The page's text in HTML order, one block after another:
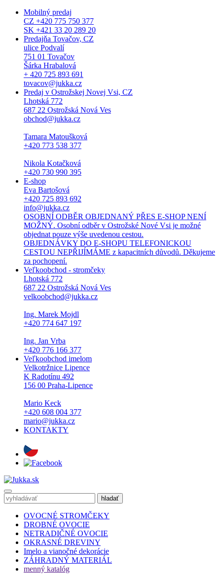
Mobilný predaj
CZ +420 775 750 377
SK +421 33 20 289 20
Predajňa Tovačov, CZ
ulice Podvalí
751 01 Tovačov
Šárka Hrabalová
+ 420 725 893 691
tovacov@jukka.cz
Predaj v Ostrožskej Novej Vsi, CZ
Lhotská 772
687 22 Ostrožská Nová Ves
obchod@jukka.cz
Tamara Matoušková
+420 773 538 377
Nikola Kotačková
+420 730 990 395
E-shop
Eva Bartošová
+420 725 893 692
info@jukka.cz
OSOBNÍ ODBĚR OBJEDNANÝ PŘES E-SHOP NENÍ
MOŽNÝ. Osobní odběr v Ostrožské Nové Vsi je možné
objednat pouze výše uvedenou cestou.
OBJEDNÁVKY DO E-SHOPU TELEFONICKOU
CESTOU NEPŘIJÍMÁME z kapacitních důvodů. Děkujeme
za pochopení.
Veľkoobchod - stromčeky
Lhotská 772
687 22 Ostrožská Nová Ves
velkoobchod@jukka.cz
Ing. Marek Mojdl
+420 774 647 197
Ing. Jan Vrba
+420 776 166 377
Veľkoobchod imelom
Velkotržnice Lipence
K Radotínu 492
156 00 Praha-Lipence
Mario Keck
+420 608 004 377
mario@jukka.cz
KONTAKTY
OVOCNÉ STROMČEKY
DROBNÉ OVOCIE
NETRADIČNÉ OVOCIE
OKRASNÉ DREVINY
Imelo a vianočné dekorácie
ZÁHRADNÝ MATERIÁL
menný katalóg